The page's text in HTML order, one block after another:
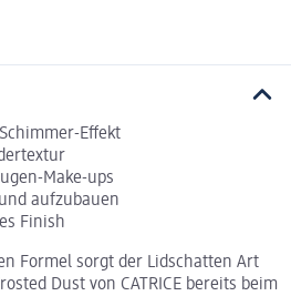
Effekt
Make-ups
aufzubauen
Finish
Formel sorgt der Lidschatten Art
Dust von CATRICE bereits beim